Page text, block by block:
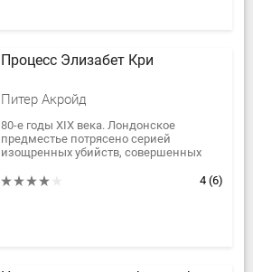
Процесс Элизабет Кри
Питер Акройд
80-е годы XIX века. Лондонское
предместье потрясено серией
изощренных убийств, совершенных
Лаймхауса". В дело замешаны
4 (6)